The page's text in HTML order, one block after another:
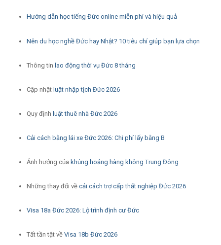
Hướng dẫn học tiếng Đức online miễn phí và hiệu quả
Nên du học nghề Đức hay Nhật? 10 tiêu chí giúp bạn lựa chọn
Thông tin lao động thời vụ Đức 8 tháng
Cập nhậtluật nhập tịch Đức 2026
Quy định luật thuê nhà Đức 2026
Cải cách bằng lái xe Đức 2026: Chi phí lấy bằng B
Ảnh hưởng của khủng hoảng hàng không Trung Đông
Những thay đổi vềcải cách trợ cấp thất nghiệp Đức 2026
Visa 18a Đức 2026: Lộ trình định cư Đức
Tất tần tật vềVisa 18b Đức 2026